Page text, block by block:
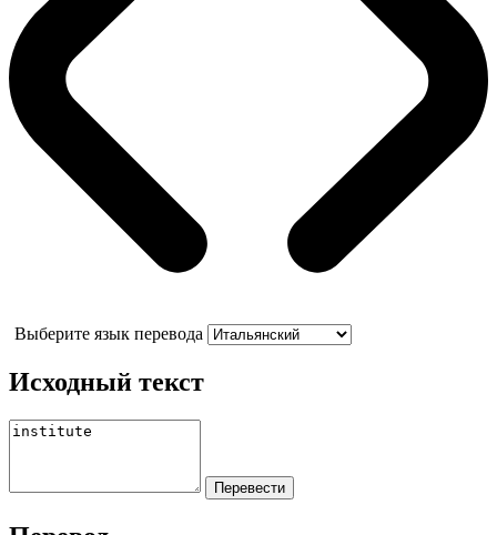
Выберите язык перевода
Исходный текст